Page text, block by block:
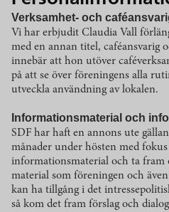
Verksamhet- och
Vi har erbjudit Claudia Vall
med en annan titel, caféansvarig
innebär att hon utöver
på att se över föreningens alla
utveckla användning av lokalen.
Informationsmaterial och
SDF har haft en annons ute
månader under hösten med
informationsmaterial och ta fram
material som föreningen och
kan ha tillgång i det
så kom det fram förslag och